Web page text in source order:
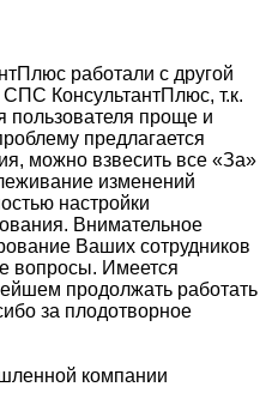
работали с другой
КонсультантПлюс, т.к.
пользователя проще и
предлагается
можно взвесить все «За»
изменений
настройки
Внимательное
Ваших сотрудников
вопросы. Имеется
продолжать работать
за плодотворное
компании